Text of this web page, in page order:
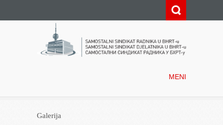
MENI
Galerija